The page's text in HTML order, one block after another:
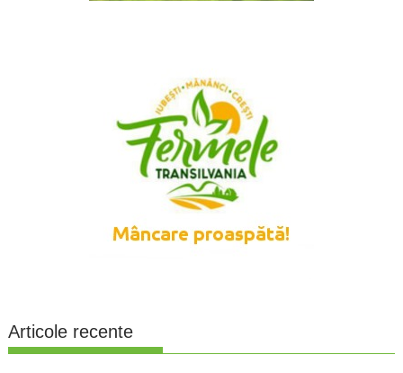
Articole recente